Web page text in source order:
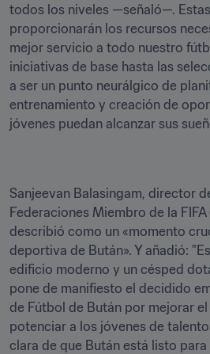
todos los niveles —señaló—.
proporcionarán los recursos
mejor servicio a todo nuestro
iniciativas de base hasta las
a ser un punto neurálgico de
entrenamiento y creación de
jóvenes puedan alcanzar sus
Sanjeevan Balasingam, director
Federaciones Miembro de la
describió como un «momento
deportiva de Bután». Y añadió:
edificio moderno y un césped
pone de manifiesto el decidido
de Fútbol de Bután por mejorar
potenciar a los jóvenes de
clara de que Bután está listo